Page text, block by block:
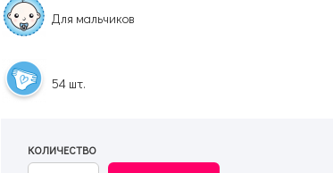
Для мальчиков
54 шт.
КОЛИЧЕСТВО